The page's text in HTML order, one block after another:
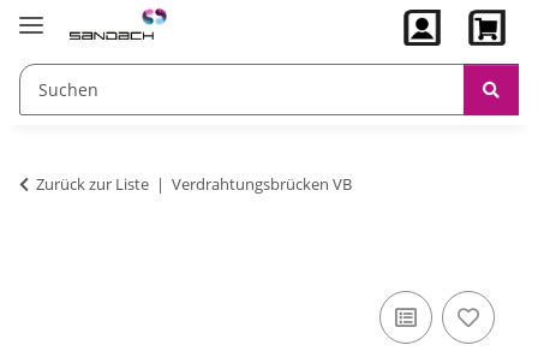
Zurück zur Liste Verdrahtungsbrücken VB